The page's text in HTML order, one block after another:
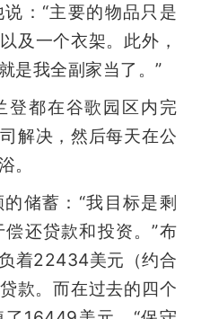
：“主要的物品只是
及一个衣架。此外，
是我全副家当了。”
登都在谷歌园区内完
解决，然后每天在公
。
储蓄：“我目标是剩
还贷款和投资。”布
着22434美元（约合
款。而在过去的四个